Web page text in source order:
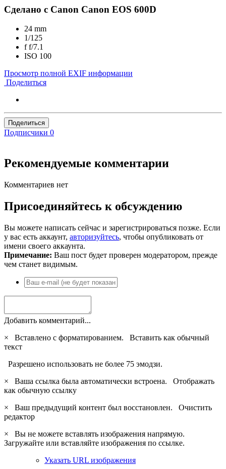
Сделано с Canon Canon EOS 600D
24 mm
1/125
ff/7.1
ISO 100
Просмотр полной EXIF информации
Поделиться
Поделиться
Подписчики 0
Рекомендуемые комментарии
Комментариев нет
Присоединяйтесь к обсуждению
Вы можете написать сейчас и зарегистрироваться позже. Если
у вас есть аккаунт, авторизуйтесь, чтобы опубликовать от
имени своего аккаунта.
Примечание: Ваш пост будет проверен модератором, прежде
чем станет видимым.
Добавить комментарий...
×
Вставлено с форматированием. Вставить как обычный
текст
Разрешено использовать не более 75 эмодзи.
×
Ваша ссылка была автоматически встроена. Отображать
как обычную ссылку
×
Ваш предыдущий контент был восстановлен. Очистить
редактор
×
Вы не можете вставлять изображения напрямую.
Загружайте или вставляйте изображения по ссылке.
Указать URL изображения